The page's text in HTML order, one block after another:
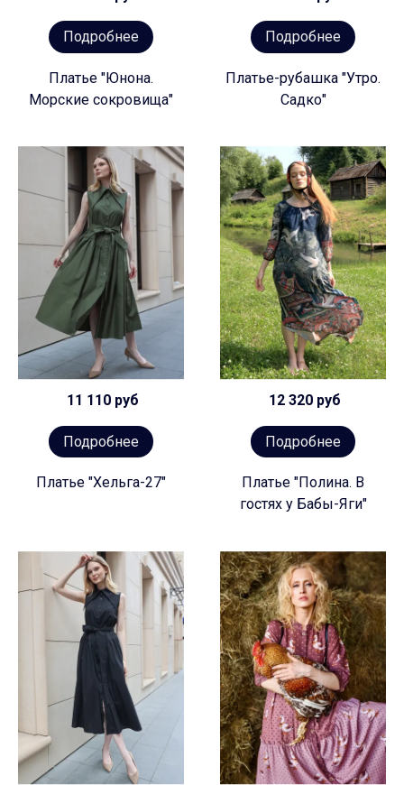
Подробнее
Платье "Юнона.
Морские сокровища"
Подробнее
Платье-рубашка "Утро.
Садко"
11 110 руб
Подробнее
Платье "Хельга-27"
12 320 руб
Подробнее
Платье "Полина. В
гостях у Бабы-Яги"